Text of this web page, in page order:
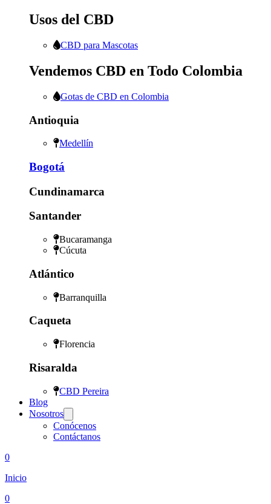
Usos del CBD
CBD para Mascotas
Vendemos CBD en Todo Colombia
Gotas de CBD en Colombia
Antioquia
Medellín
Bogotá
Cundinamarca
Santander
Bucaramanga
Cúcuta
Atlántico
Barranquilla
Caqueta
Florencia
Risaralda
CBD Pereira
Blog
Nosotros
Conócenos
Contáctanos
0
Inicio
0